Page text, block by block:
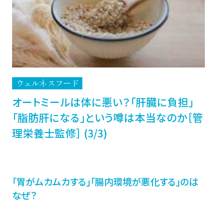
ウェルネスフード
オートミールは体に悪い？「肝臓に負担」
「脂肪肝になる」という噂は本当なのか［管
理栄養士監修］ (3/3)
「胃がムカムカする」「腸内環境が悪化する」のは
なぜ？